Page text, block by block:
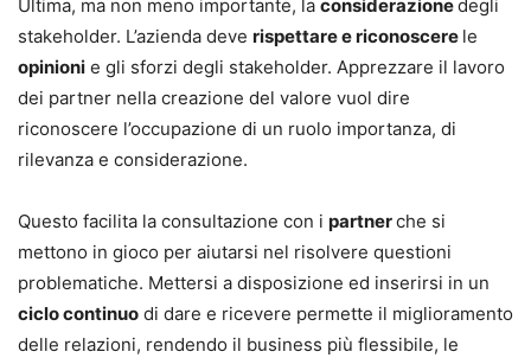
Ultima, ma non meno importante, la considerazionedegli
stakeholder. L’azienda deve rispettare e riconoscere le
opinioni e gli sforzi degli stakeholder. Apprezzare il lavoro
dei partner nella creazione del valore vuol dire
riconoscere l’occupazione di un ruolo importanza, di
rilevanza e considerazione.
Questo facilita la consultazione con i partnerche si
mettono in gioco per aiutarsi nel risolvere questioni
problematiche. Mettersi a disposizione ed inserirsi in un
ciclo continuo di dare e ricevere permette il miglioramento
delle relazioni, rendendo il business più flessibile, le